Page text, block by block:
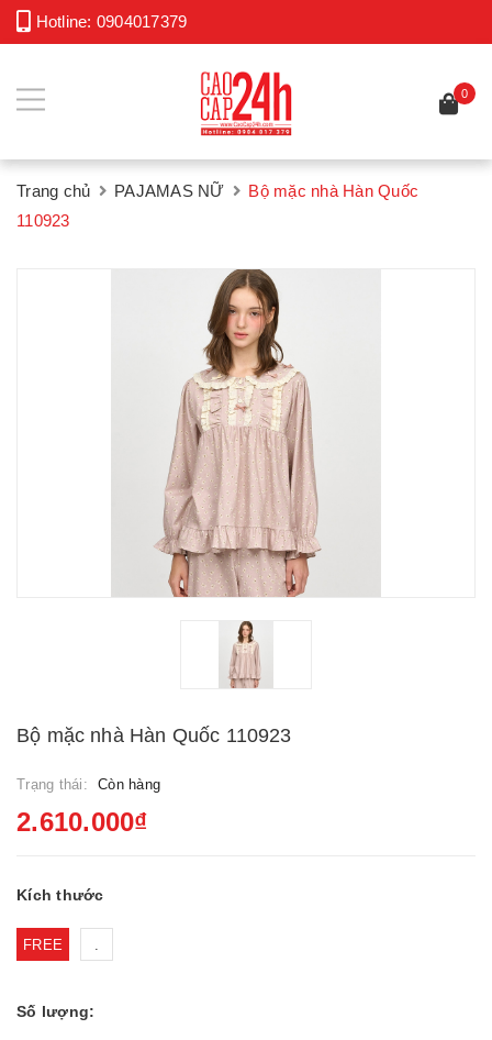
Hotline: 0904017379
0
Trang chủ PAJAMAS NỮ
Bộ mặc nhà Hàn Quốc
110923
Bộ mặc nhà Hàn Quốc 110923
Trạng thái: Còn hàng
2.610.000₫
Kích thước
FREE .
Số lượng: